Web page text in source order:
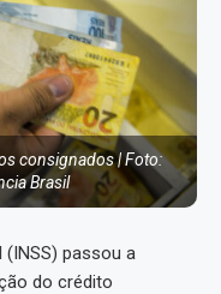
consignados | Foto:
Brasil
passou a
do crédito